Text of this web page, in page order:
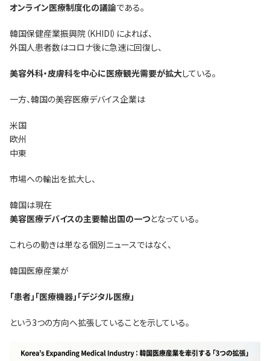
オンライン医療制度化の議論である。
韓国保健産業振興院（KHIDI）によれば、
外国人患者数はコロナ後に急速に回復し、
美容外科・皮膚科を中心に医療観光需要が拡大している。
一方、韓国の美容医療デバイス企業は
米国
欧州
中東
市場への輸出を拡大し、
韓国は現在
美容医療デバイスの主要輸出国の一つとなっている。
これらの動きは単なる個別ニュースではなく、
韓国医療産業が
「患者」「医療機器」「デジタル医療」
という3つの方向へ拡張していることを示している。